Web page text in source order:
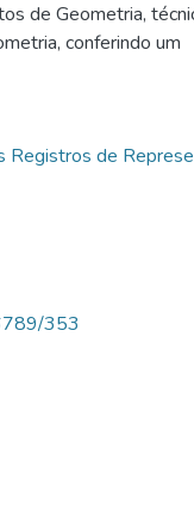
de Geometria,
conferindo um
Registros de
353